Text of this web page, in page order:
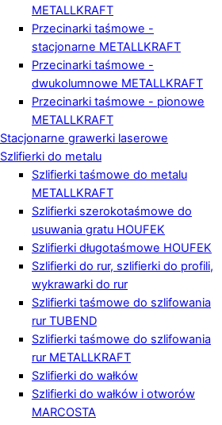
METALLKRAFT
Przecinarki taśmowe -
stacjonarne METALLKRAFT
Przecinarki taśmowe -
dwukolumnowe METALLKRAFT
Przecinarki taśmowe - pionowe
METALLKRAFT
Stacjonarne grawerki laserowe
Szlifierki do metalu
Szlifierki taśmowe do metalu
METALLKRAFT
Szlifierki szerokotaśmowe do
usuwania gratu HOUFEK
Szlifierki długotaśmowe HOUFEK
Szlifierki do rur, szlifierki do profili,
wykrawarki do rur
Szlifierki taśmowe do szlifowania
rur TUBEND
Szlifierki taśmowe do szlifowania
rur METALLKRAFT
Szlifierki do wałków
Szlifierki do wałków i otworów
MARCOSTA